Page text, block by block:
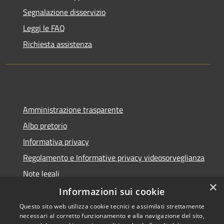
Segnalazione disservizio
Leggi le FAQ
Richiesta assistenza
Amministrazione trasparente
Albo pretorio
Informativa privacy
Regolamento e Informative privacy videosorveglianza
Note legali
Dichiarazione di accessibilità
×
Informazioni sui cookie
Questo sito web utilizza cookie tecnici e assimilati strettamente
necessari al corretto funzionamento e alla navigazione del sito,